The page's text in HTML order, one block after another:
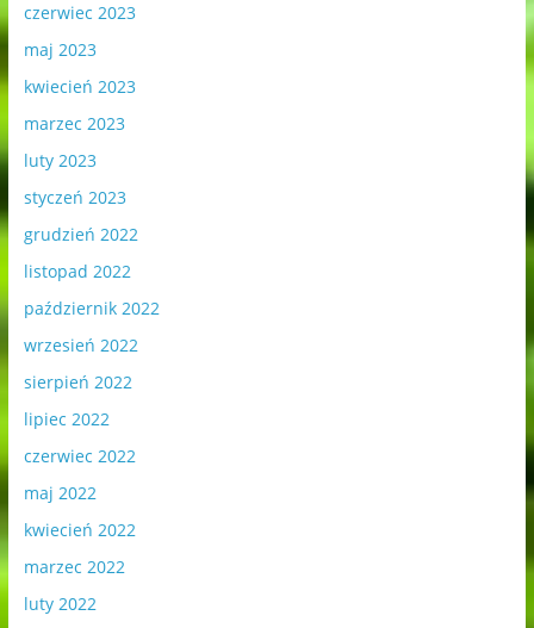
czerwiec 2023
maj 2023
kwiecień 2023
marzec 2023
luty 2023
styczeń 2023
grudzień 2022
listopad 2022
październik 2022
wrzesień 2022
sierpień 2022
lipiec 2022
czerwiec 2022
maj 2022
kwiecień 2022
marzec 2022
luty 2022